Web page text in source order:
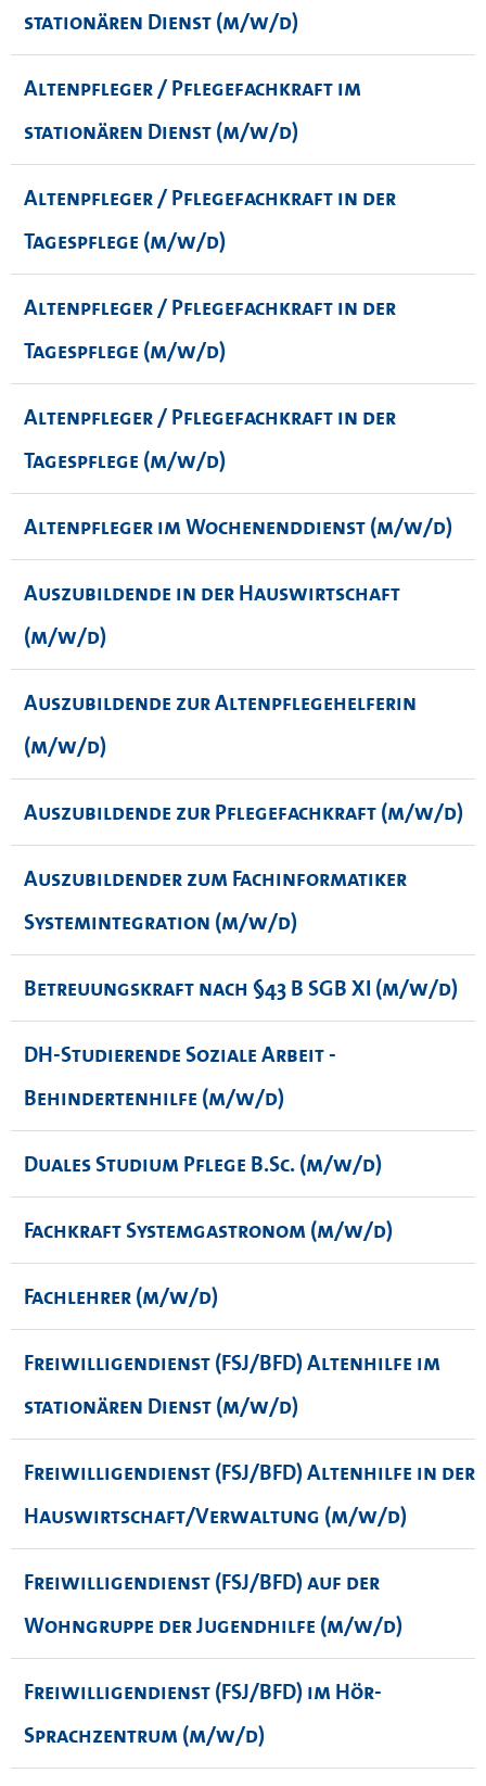
stationären Dienst (m/w/d)
Altenpfleger / Pflegefachkraft im
stationären Dienst (m/w/d)
Altenpfleger / Pflegefachkraft in der
Tagespflege (m/w/d)
Altenpfleger / Pflegefachkraft in der
Tagespflege (m/w/d)
Altenpfleger / Pflegefachkraft in der
Tagespflege (m/w/d)
Altenpfleger im Wochenenddienst (m/w/d)
Auszubildende in der Hauswirtschaft
(m/w/d)
Auszubildende zur Altenpflegehelferin
(m/w/d)
Auszubildende zur Pflegefachkraft (m/w/d)
Auszubildender zum Fachinformatiker
Systemintegration (m/w/d)
Betreuungskraft nach §43 B SGB XI (m/w/d)
DH-Studierende Soziale Arbeit -
Behindertenhilfe (m/w/d)
Duales Studium Pflege B.Sc. (m/w/d)
Fachkraft Systemgastronom (m/w/d)
Fachlehrer (m/w/d)
Freiwilligendienst (FSJ/BFD) Altenhilfe im
stationären Dienst (m/w/d)
Freiwilligendienst (FSJ/BFD) Altenhilfe in der
Hauswirtschaft/Verwaltung (m/w/d)
Freiwilligendienst (FSJ/BFD) auf der
Wohngruppe der Jugendhilfe (m/w/d)
Freiwilligendienst (FSJ/BFD) im Hör-
Sprachzentrum (m/w/d)